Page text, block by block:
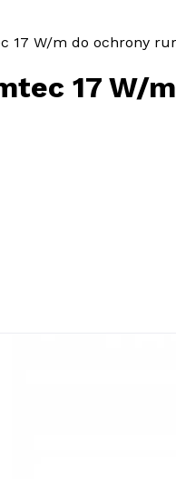
17 W/m do ochrony rur
17 W/